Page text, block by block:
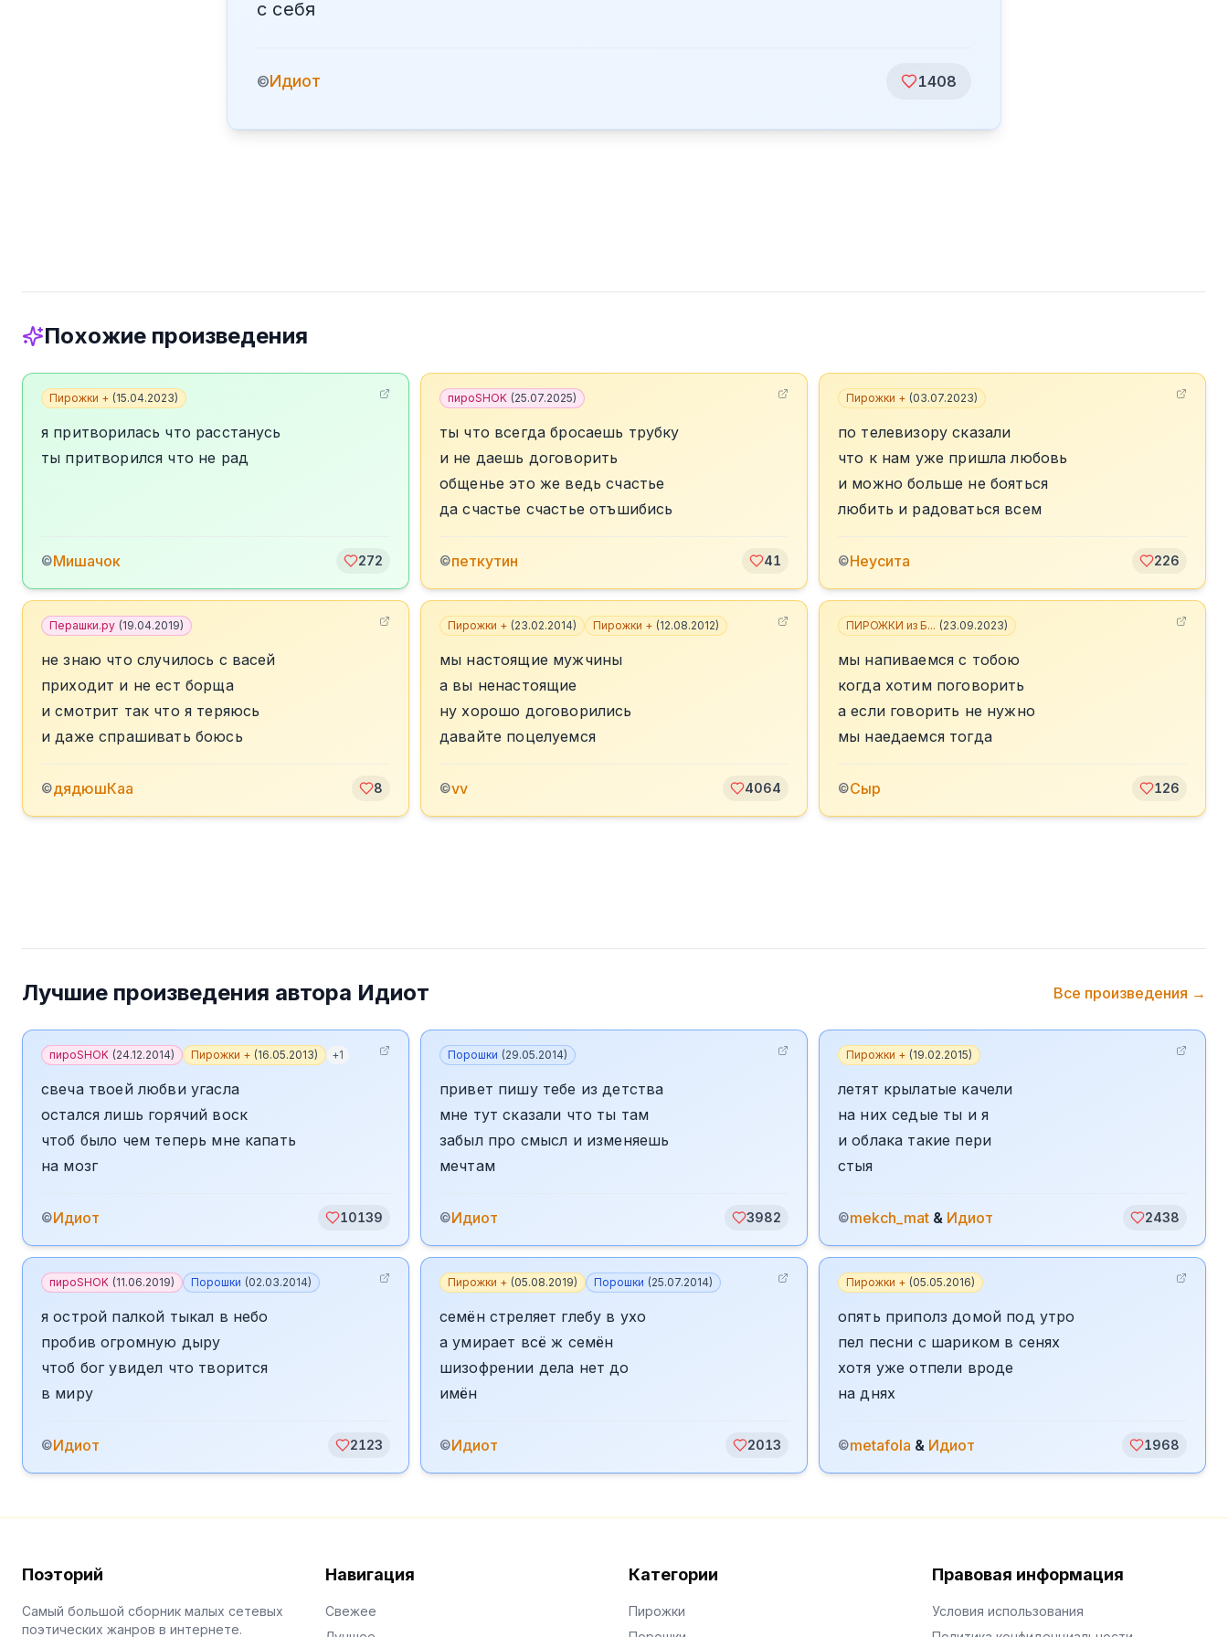
с себя
©Идиот 1408
Похожие произведения
Пирожки + (15.04.2023)
я притворилась что расстанусь
ты притворился что не рад
©Мишачок 272
пироSHOK (25.07.2025)
ты что всегда бросаешь трубку
и не даешь договорить
общенье это же ведь счастье
да счастье счастье отъшибись
©петкутин 41
Пирожки + (03.07.2023)
по телевизору сказали
что к нам уже пришла любовь
и можно больше не бояться
любить и радоваться всем
©Неусита 226
Перашки.ру (19.04.2019)
не знаю что случилось с васей
приходит и не ест борща
и смотрит так что я теряюсь
и даже спрашивать боюсь
©дядюшКаа 8
Пирожки + (23.02.2014) Пирожки + (12.08.2012)
мы настоящие мужчины
а вы ненастоящие
ну хорошо договорились
давайте поцелуемся
©vv 4064
ПИРОЖКИ из Б... (23.09.2023)
мы напиваемся с тобою
когда хотим поговорить
а если говорить не нужно
мы наедаемся тогда
©Сыр 126
Лучшие произведения автора Идиот Все произведения →
пироSHOK (24.12.2014) Пирожки + (16.05.2013) +1
свеча твоей любви угасла
остался лишь горячий воск
чтоб было чем теперь мне капать
на мозг
©Идиот 10139
Порошки (29.05.2014)
привет пишу тебе из детства
мне тут сказали что ты там
забыл про смысл и изменяешь
мечтам
©Идиот 3982
Пирожки + (19.02.2015)
летят крылатые качели
на них седые ты и я
и облака такие пери
стыя
©mekch_mat & Идиот 2438
пироSHOK (11.06.2019) Порошки (02.03.2014)
я острой палкой тыкал в небо
пробив огромную дыру
чтоб бог увидел что творится
в миру
©Идиот 2123
Пирожки + (05.08.2019) Порошки (25.07.2014)
семён стреляет глебу в ухо
а умирает всё ж семён
шизофрении дела нет до
имён
©Идиот 2013
Пирожки + (05.05.2016)
опять приполз домой под утро
пел песни с шариком в сенях
хотя уже отпели вроде
на днях
©metafola & Идиот 1968
Поэторий
Самый большой сборник малых сетевых
поэтических жанров в интернете.
Навигация
Свежее
Категории
Пирожки
Правовая информация
Условия использования